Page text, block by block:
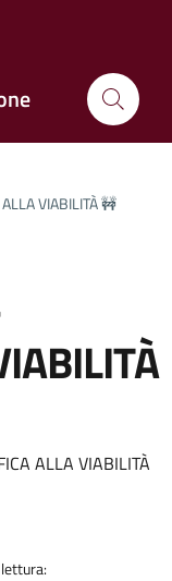
VIABILITÀ 🚧
ALLA VIABILITÀ